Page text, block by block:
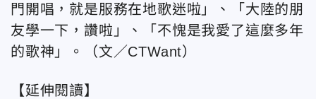
門開唱，就是服務在地歌迷啦」、「大陸的朋
友學一下，讚啦」、「不愧是我愛了這麼多年
的歌神」。（文／CTWant）
【延伸閱讀】